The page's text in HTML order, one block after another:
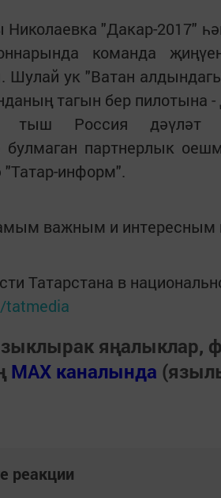
Николаевка "Дакар-2017"
команда
ук "Ватан
тагын бер пилотына
тыш Россия дәүләт
партнерлык
"Татар-информ".
важным и интересным
Татарстана в
tatmedia
яңалыклар,
MAX каналында
реакции